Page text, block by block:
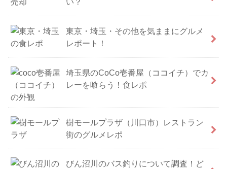
東京・埼玉・その他を気ままにグルメ
レポート！
埼玉県のCoCo壱番屋（ココイチ）でカ
レーを喰らう！食レポ
樹モールプラザ（川口市）レストラン
街のグルメレポ
びん沼川のバス釣りについて調査！ど